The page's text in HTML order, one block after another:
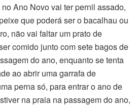
Ano Novo vai ter pernil assado,
que poderá ser o bacalhau ou
não vai faltar um prato de
comido junto com sete bagos de
do ano, enquanto se tenta
ao abrir uma garrafa de
perna só, para entrar o ano de
na praia na passagem do ano,